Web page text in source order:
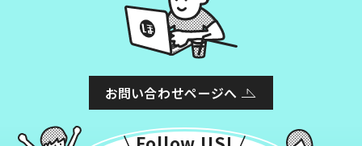
お問い合わせページへ